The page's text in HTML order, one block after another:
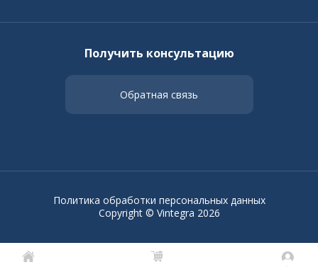
Получить консультацию
Обратная связь
Copyright © Vintegra 2026
Политика обработки персональных данных